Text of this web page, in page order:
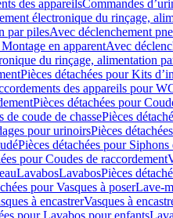
des appareilsCommandes
électronique du rinçage,
par pilesAvec déclenchement
en apparentAvec
du rinçage, alimentation
Pièces détachées pour Kits
des appareils pour
Pièces détachées pour
de coude de chassePièces
pour urinoirsPièces
Pièces détachées pour
pour Coudes de raccordement
LavabosLavabosPièces
pour Vasques à poserLave-
à encastrerVasques à
pour Lavabos pour enfants